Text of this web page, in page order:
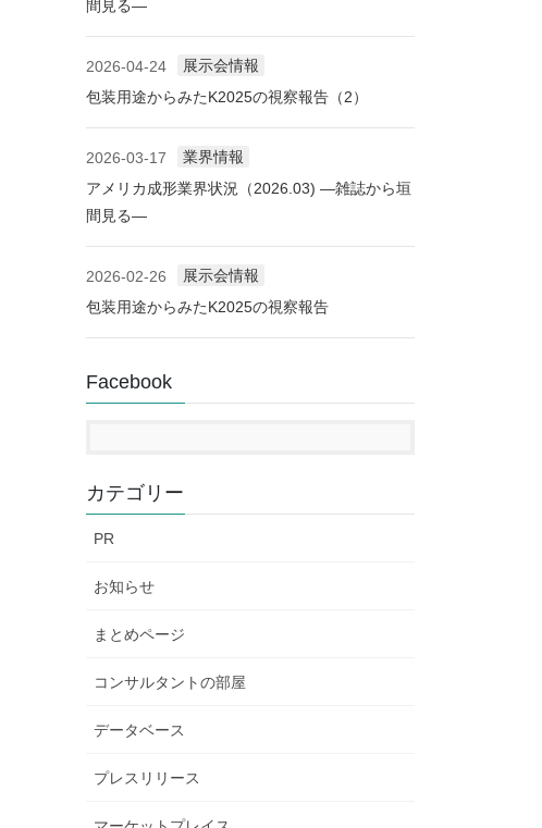
間見る―
2026-04-24
展示会情報
包装用途からみたK2025の視察報告（2）
2026-03-17
業界情報
アメリカ成形業界状況（2026.03) ―雑誌から垣
間見る―
2026-02-26
展示会情報
包装用途からみたK2025の視察報告
Facebook
カテゴリー
PR
お知らせ
まとめページ
コンサルタントの部屋
データベース
プレスリリース